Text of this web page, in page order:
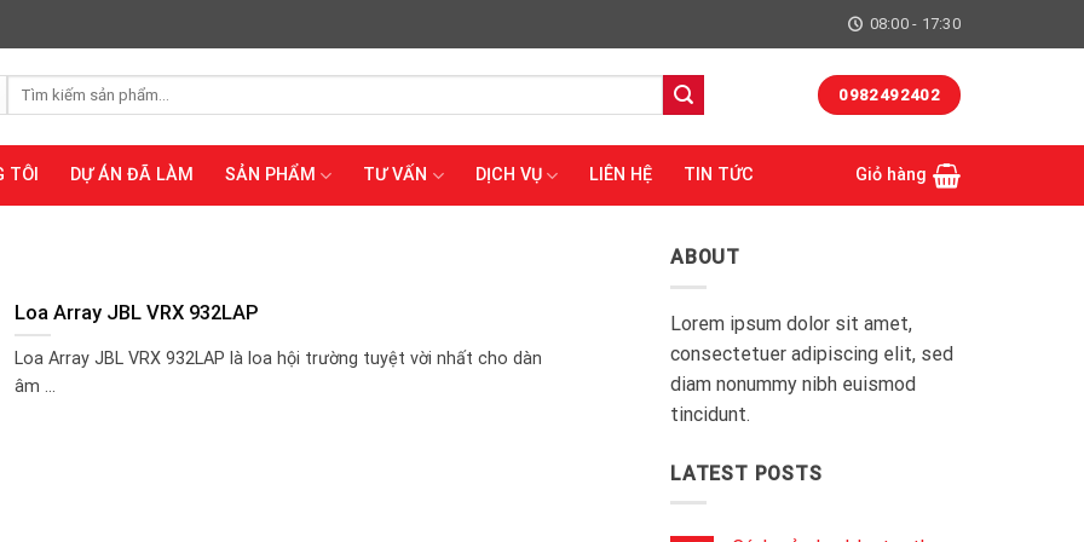
08:00 - 17:30
Tìm
0982492402
TÔI DỰ ÁN ĐÃ LÀM SẢN PHẨM TƯ VẤN DỊCH VỤ LIÊN HỆ TIN TỨC Giỏ hàng
Loa Array JBL VRX 932LAP
Loa Array JBL VRX 932LAP là loa hội trường tuyệt vời nhất cho dàn
âm ...
ABOUT
Lorem ipsum dolor sit amet,
consectetuer adipiscing elit, sed
diam nonummy nibh euismod
tincidunt.
LATEST POSTS